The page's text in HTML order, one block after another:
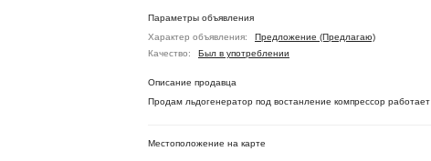
Параметры объявления
Характер объявления:
Предложение (Предлагаю)
Качество:
Был в употреблении
Описание продавца
Продам льдогенератор под востанление компрессор
Местоположение на карте